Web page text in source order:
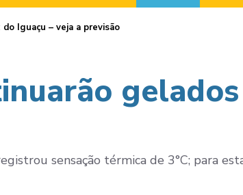
Iguaçu – veja a previsão
sensação térmica de 3°C; para